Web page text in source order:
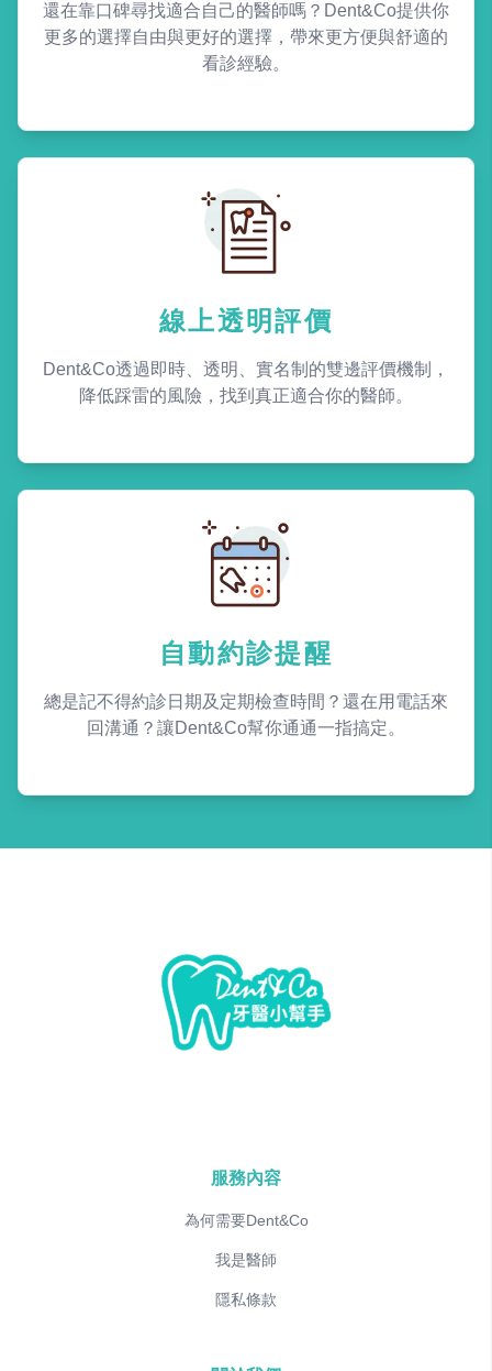
還在靠口碑尋找適合自己的醫師嗎？Dent&Co提供你
更多的選擇自由與更好的選擇，帶來更方便與舒適的
看診經驗。
線上透明評價
Dent&Co透過即時、透明、實名制的雙邊評價機制，
降低踩雷的風險，找到真正適合你的醫師。
自動約診提醒
總是記不得約診日期及定期檢查時間？還在用電話來
回溝通？讓Dent&Co幫你通通一指搞定。
服務內容
為何需要Dent&Co
我是醫師
隱私條款